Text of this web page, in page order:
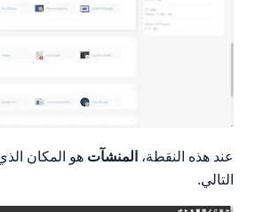
عند هذه النقطة، المنشآت هو المكان
التالي.